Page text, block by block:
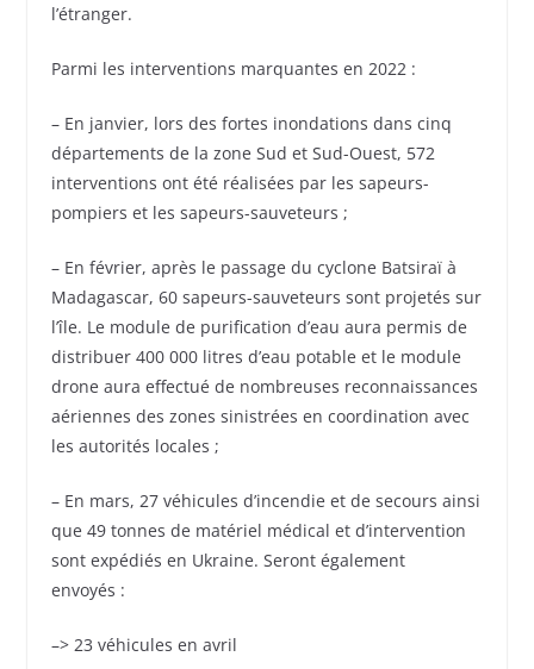
l’étranger.
Parmi les interventions marquantes en 2022 :
– En janvier, lors des fortes inondations dans cinq
départements de la zone Sud et Sud-Ouest, 572
interventions ont été réalisées par les sapeurs-
pompiers et les sapeurs-sauveteurs ;
– En février, après le passage du cyclone Batsiraï à
Madagascar, 60 sapeurs-sauveteurs sont projetés sur
l’île. Le module de purification d’eau aura permis de
distribuer 400 000 litres d’eau potable et le module
drone aura effectué de nombreuses reconnaissances
aériennes des zones sinistrées en coordination avec
les autorités locales ;
– En mars, 27 véhicules d’incendie et de secours ainsi
que 49 tonnes de matériel médical et d’intervention
sont expédiés en Ukraine. Seront également
envoyés :
–> 23 véhicules en avril